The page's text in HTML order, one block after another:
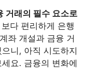
거래의 필수 요소로
다 편리하게 은행
좌 개설과 금융 거
니, 아직 시도하지
요. 금융의 변화에